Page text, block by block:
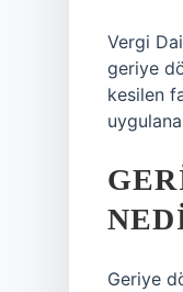
Vergi
geriye
kesilen
Geriye